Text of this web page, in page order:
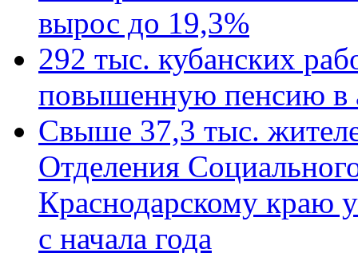
вырос до 19,3%
292 тыс. кубанских
повышенную пенсию в
Свыше 37,3 тыс.
Отделения
Краснодарскому краю
с начала года